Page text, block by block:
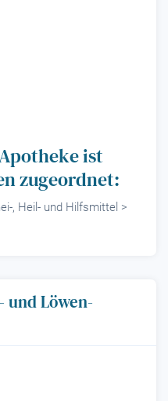
ist
zugeordnet:
, Heil- und Hilfsmittel >
und Löwen-